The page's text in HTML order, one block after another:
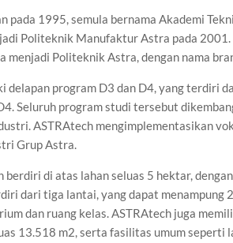
pada 1995, semula bernama Akademi
Politeknik Manufaktur Astra pada
menjadi Politeknik Astra, dengan nama
delapan program D3 dan D4, yang terdiri
Seluruh program studi tersebut
ASTRAtech mengimplementasikan
Grup Astra.
berdiri di atas lahan seluas 5 hektar,
dari tiga lantai, yang dapat menampung
dan ruang kelas. ASTRAtech juga
13.518 m2, serta fasilitas umum seperti